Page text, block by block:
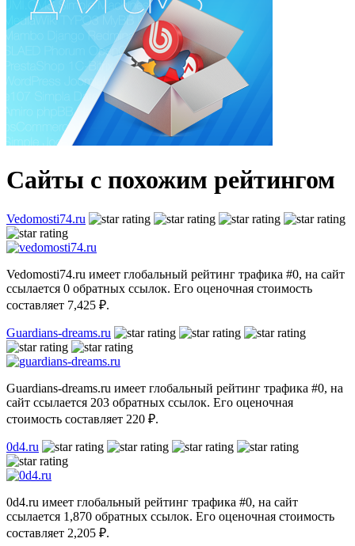
Сайты с похожим рейтингом
Vedomosti74.ru
Vedomosti74.ru имеет глобальный рейтинг трафика #0, на сайт
ссылается 0 обратных ссылок. Его оценочная стоимость
составляет 7,425 ₽.
Guardians-dreams.ru
Guardians-dreams.ru имеет глобальный рейтинг трафика #0, на
сайт ссылается 203 обратных ссылок. Его оценочная
стоимость составляет 220 ₽.
0d4.ru
0d4.ru имеет глобальный рейтинг трафика #0, на сайт
ссылается 1,870 обратных ссылок. Его оценочная стоимость
составляет 2,205 ₽.